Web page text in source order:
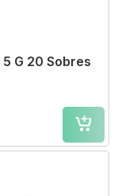
G 20 Sobres